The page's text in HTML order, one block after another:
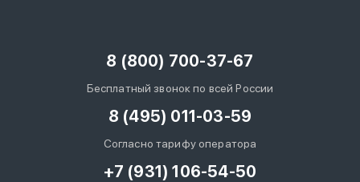
8 (800) 700-37-67
Бесплатный звонок по всей России
8 (495) 011-03-59
Согласно тарифу оператора
+7 (931) 106-54-50